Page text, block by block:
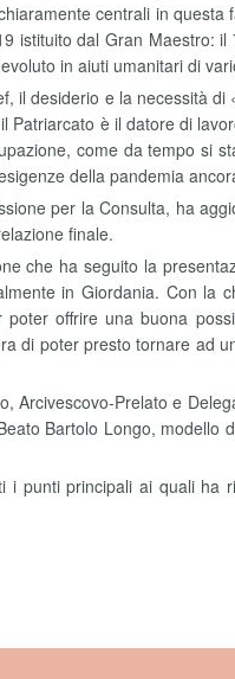
centrali in
istituito dal Gran Maestro:
in aiuti umanitari di
il desiderio e la necessità
è il datore di
come da tempo si
della pandemia
per la Consulta, ha
finale.
che ha seguito la
in Giordania. Con la
offrire una buona
di poter presto tornare ad
Arcivescovo-Prelato e
Bartolo Longo, modello
punti principali ai quali ha